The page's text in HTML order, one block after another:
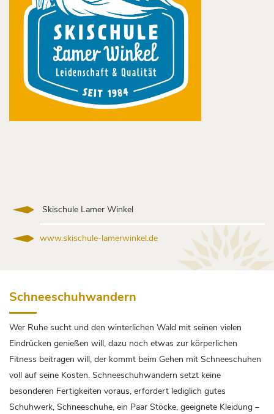
Skischule Lamer Winkel
www.skischule-lamerwinkel.de
Schneeschuhwandern
Wer Ruhe sucht und den winterlichen Wald mit seinen vielen
Eindrücken genießen will, dazu noch etwas zur körperlichen
Fitness beitragen will, der kommt beim Gehen mit Schneeschuhen
voll auf seine Kosten. Schneeschuhwandern setzt keine
besonderen Fertigkeiten voraus, erfordert lediglich gutes
Schuhwerk, Schneeschuhe, ein Paar Stöcke, geeignete Kleidung –